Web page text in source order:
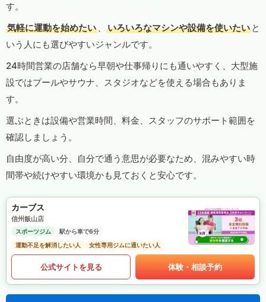
す。
気軽に運動を始めたい 、 いろいろなマシンや設備を使いたい と
いう人にも選びやすいジャンルです。
24時間営業の店舗なら早朝や仕事帰りにも通いやすく、大型施
設ではプールやサウナ、スタジオなどを使える場合もありま
す。
選ぶときは設備や営業時間、料金、スタッフのサポート範囲を
確認しましょう。
自由度が高い分、自分で通う意思が必要なため、混みやすい時
間帯や続けやすい環境かも見ておくと安心です。
カーブス
信州飯山店
スポーツジム
駅から車で6分
運動不足を解消したい人
女性専用ジムに通いたい人
公式サイトを見る 体験・相談予約